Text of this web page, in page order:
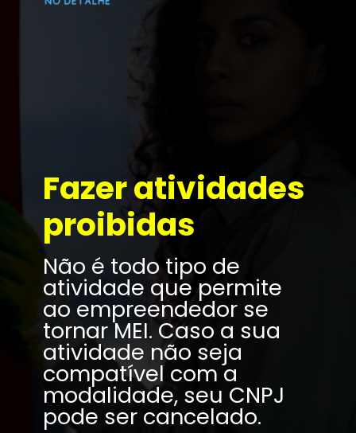
Não é todo tipo de
atividade que permite
ao empreendedor se
tornar MEI. Caso a sua
atividade não seja
compatível com a
modalidade, seu CNPJ
pode ser cancelado.
Fazer atividades
proibidas
5